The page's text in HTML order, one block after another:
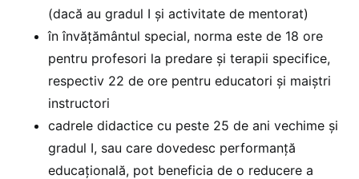
(dacă au gradul I și activitate de mentorat)
în învățământul special, norma este de 18 ore
pentru profesori la predare și terapii specifice,
respectiv 22 de ore pentru educatori și maiștri
instructori
cadrele didactice cu peste 25 de ani vechime și
gradul I, sau care dovedesc performanță
educațională, pot beneficia de o reducere a